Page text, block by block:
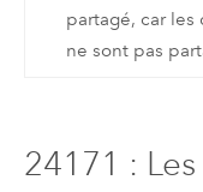
partagé, car
ne sont pas
24171 :